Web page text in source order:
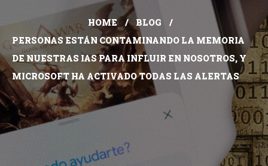
HOME
BLOG
PERSONAS ESTÁN CONTAMINANDO LA MEMORIA
DE NUESTRAS IAS PARA INFLUIR EN NOSOTROS, Y
MICROSOFT HA ACTIVADO TODAS LAS ALERTAS